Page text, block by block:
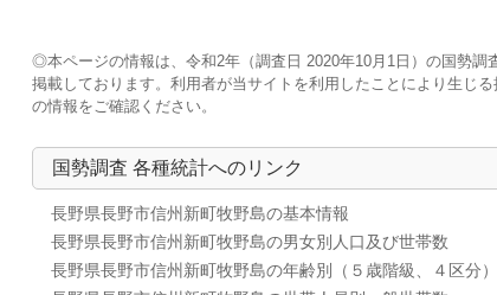
◎本ページの情報は、令和2年（調査日 2020年10月1日）の国勢調
掲載しております。利用者が当サイトを利用したことにより生じ
の情報をご確認ください。
国勢調査 各種統計へのリンク
長野県長野市信州新町牧野島の基本情報
長野県長野市信州新町牧野島の男女別人口及び世帯数
長野県長野市信州新町牧野島の年齢別（５歳階級、４区分